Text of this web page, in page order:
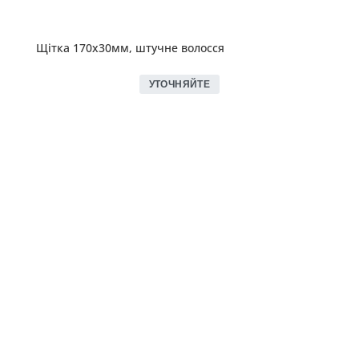
Щітка 170х30мм, штучне волосся
УТОЧНЯЙТЕ